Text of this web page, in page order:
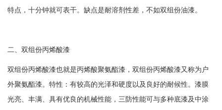
特点，十分钟就可表干。缺点是耐溶剂性差，不如双组份油漆。
二、双组份丙烯酸漆
双组份丙烯酸漆也就是丙烯酸聚氨酯漆，双组份丙烯酸漆又称为户
外聚氨酯漆。特性：有较高的光泽和硬度以及良好的耐候性。漆膜
光亮、丰满、具有优良的机械性能，三防性能可与多种底漆及中涂